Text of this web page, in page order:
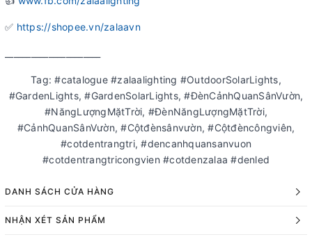
✅ https://shopee.vn/zalaavn
Tag: #catalogue #zalaalighting #OutdoorSolarLights,
#GardenLights, #GardenSolarLights, #ĐènCảnhQuanSânVườn,
#NăngLượngMặtTrời, #ĐènNăngLượngMặtTrời,
#CảnhQuanSânVườn, #Cộtđènsânvườn, #Cộtđèncôngviên,
#cotdentrangtri, #dencanhquansanvuon
#cotdentrangtricongvien #cotdenzalaa #denled
DANH SÁCH CỬA HÀNG
NHẬN XÉT SẢN PHẨM